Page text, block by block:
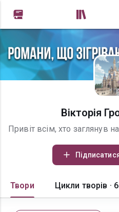
Вікторія
Твори Цикли творів · 6